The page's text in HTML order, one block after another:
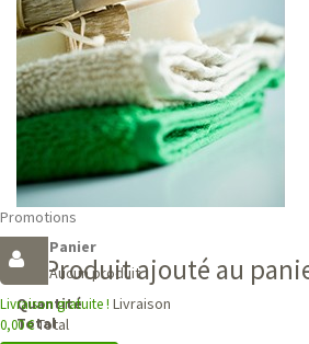
Promotions
Panier
Aucun produit
Livraison gratuite ! Livraison
0,00 €Total
Produit ajouté au
Quantité
Total